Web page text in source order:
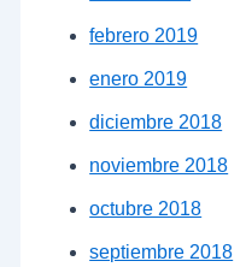
febrero 2019
enero 2019
diciembre 2018
noviembre 2018
octubre 2018
septiembre 2018